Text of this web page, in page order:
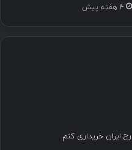
4 هفته پیش
ایران خریداری کنم